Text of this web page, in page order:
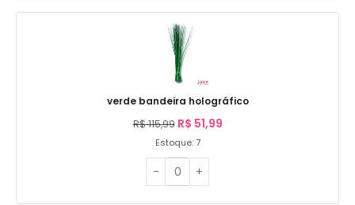
verde bandeira holográfico
R$115,99 R$ 51,99
Estoque: 7